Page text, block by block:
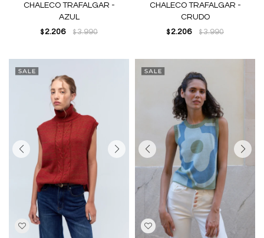
CHALECO TRAFALGAR -
AZUL
$ 2.206 $3.990
CHALECO TRAFALGAR -
CRUDO
$ 2.206 $3.990